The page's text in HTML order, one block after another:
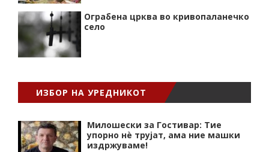
Ограбена црква во кривопаланечко
село
ИЗБОР НА УРЕДНИКОТ
Милошески за Гостивар: Тие
упорно нѐ трујат, ама ние машки
издржуваме!